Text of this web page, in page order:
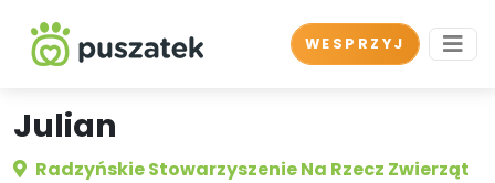
WESPRZYJ
Julian
Radzyńskie Stowarzyszenie Na Rzecz Zwierząt